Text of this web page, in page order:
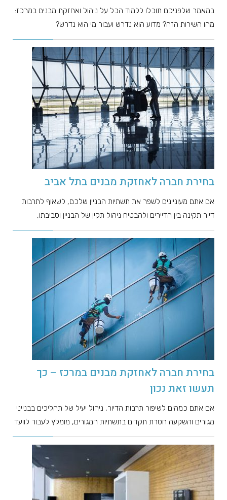
במאמר שלפניכם תוכלו ללמוד הכל על ניהול ואחזקת מבנים במרכז:
מהו השירות הזה? מדוע הוא נדרש ועבור מי הוא נדרש?
בחירת חברה לאחזקת מבנים בתל אביב
אם אתם מעוניינים לשפר את תשתיות הבניין שלכם, לשאוף לתרבות
דיור תקינה בין הדיירים ולהבטיח ניהול תקין של הבניין וסביבתו,
בחירת חברה לאחזקת מבנים במרכז – כך
תעשו זאת נכון
אם אתם כמהים לשיפור תרבות הדיור, ניהול יעיל של תהליכים בבנייני
מגורים והשקעה חסרת תקדים בתשתיות המגורים, מומלץ לעבור לוועד